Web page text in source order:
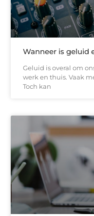
Wanneer is geluid
Geluid is overal om
werk en thuis. Vaak
Toch kan